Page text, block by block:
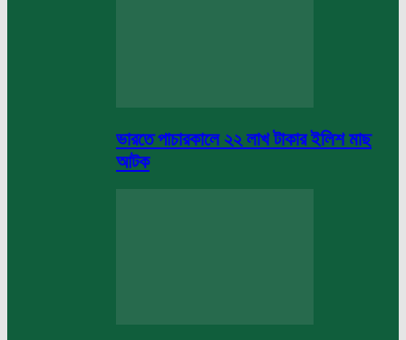
ভারতে পাচারকালে ২২ লাখ টাকার ইলিশ মাছ
আটক